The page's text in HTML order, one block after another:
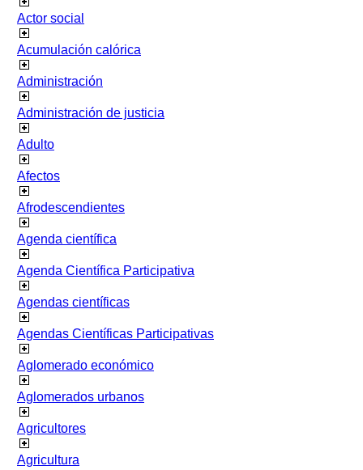
Actor social
Acumulación calórica
Administración
Administración de justicia
Adulto
Afectos
Afrodescendientes
Agenda científica
Agenda Científica Participativa
Agendas científicas
Agendas Científicas Participativas
Aglomerado económico
Aglomerados urbanos
Agricultores
Agricultura